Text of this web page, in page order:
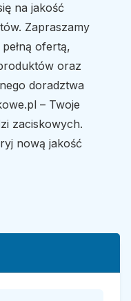
na jakość
Zapraszamy
ofertą,
oraz
doradztwa
– Twoje
zaciskowych.
nową jakość